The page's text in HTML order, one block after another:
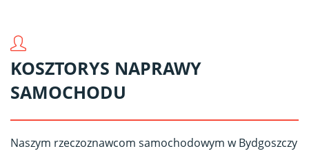
KOSZTORYS NAPRAWY
SAMOCHODU
Naszym rzeczoznawcom samochodowym w Bydgoszczy